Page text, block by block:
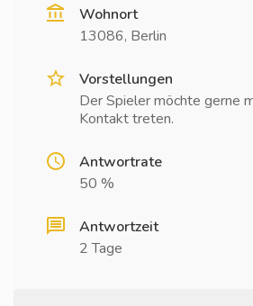
Wohnort
13086, Berlin
Vorstellungen
Der Spieler möchte gerne
Kontakt treten.
Antwortrate
50 %
Antwortzeit
2 Tage